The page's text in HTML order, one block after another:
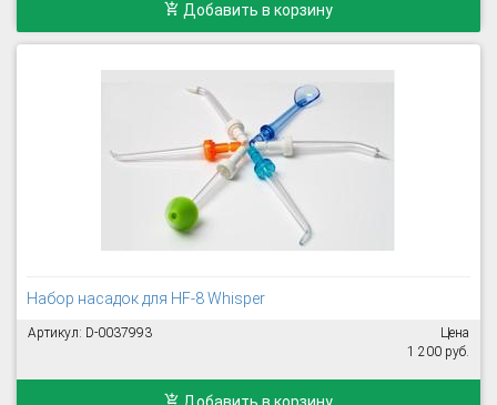
Добавить в корзину
Набор насадок для HF-8 Whisper
Артикул: D-0037993
Цена
1 200 руб.